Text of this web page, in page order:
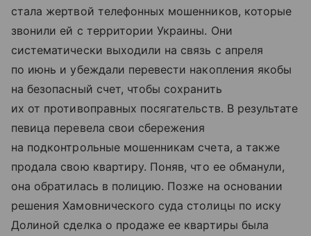
стала жертвой телефонных мошенников, которые
звонили ей с территории Украины. Они
систематически выходили на связь с апреля
по июнь и убеждали перевести накопления якобы
на безопасный счет, чтобы сохранить
их от противоправных посягательств. В результате
певица перевела свои сбережения
на подконтрольные мошенникам счета, а также
продала свою квартиру. Поняв, что ее обманули,
она обратилась в полицию. Позже на основании
решения Хамовнического суда столицы по иску
Долиной сделка о продаже ее квартиры была